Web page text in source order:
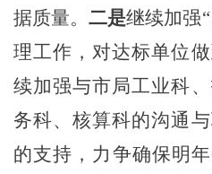
据质量。二是继续加强
理工作，对达标单位做
续加强与市局工业科
务科、核算科的沟通
的支持，力争确保明年